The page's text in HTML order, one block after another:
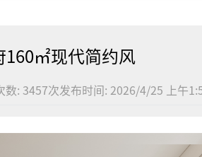
160㎡现代简约风
数: 3457次发布时间: 2026/4/25 上午